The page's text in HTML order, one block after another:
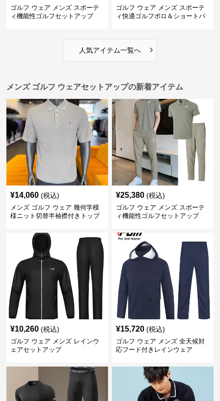
ゴルフ ウェア メンズ スポーテ
ィ機能性ゴルフセットアップ
ゴルフ ウェア メンズ スポーテ
ィ快適ゴルフポロ＆ショートパ
人気アイテム一覧へ ›
メンズ ゴルフ ウェアセットアップの新着アイテム
¥14,060 (税込)
メンズ ゴルフ ウェア 幾何学模
様ニット切替半袖襟付きトップ
¥25,380 (税込)
ゴルフ ウェア メンズ スポーテ
ィ機能性ゴルフセットアップ
¥10,260 (税込)
ゴルフ ウェア メンズ レインウ
ェアセットアップ
¥15,720 (税込)
ゴルフ ウェア メンズ 全天候対
応フード付きレインウェア